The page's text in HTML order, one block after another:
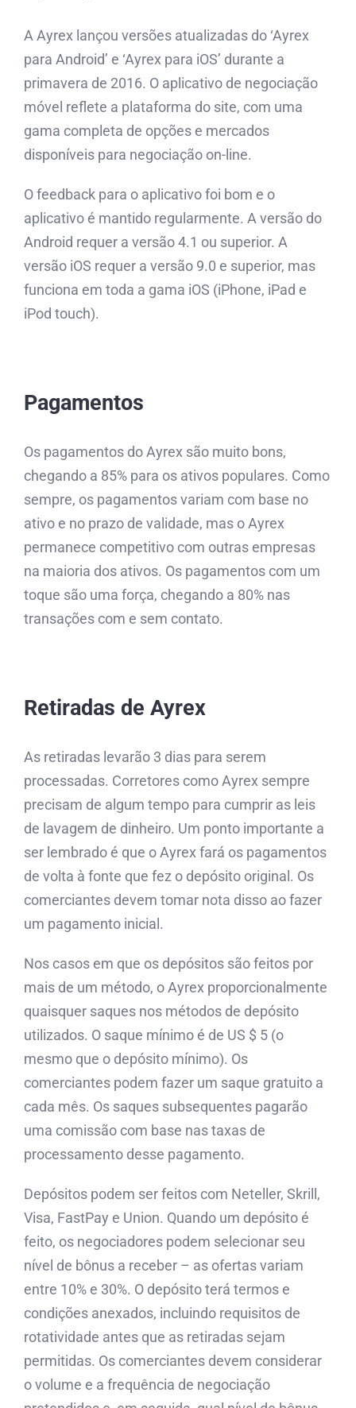
A Ayrex lançou versões atualizadas do ‘Ayrex
para Android’ e ‘Ayrex para iOS’ durante a
primavera de 2016. O aplicativo de negociação
móvel reflete a plataforma do site, com uma
gama completa de opções e mercados
disponíveis para negociação on-line.
O feedback para o aplicativo foi bom e o
aplicativo é mantido regularmente. A versão do
Android requer a versão 4.1 ou superior. A
versão iOS requer a versão 9.0 e superior, mas
funciona em toda a gama iOS (iPhone, iPad e
iPod touch).
Pagamentos
Os pagamentos do Ayrex são muito bons,
chegando a 85% para os ativos populares. Como
sempre, os pagamentos variam com base no
ativo e no prazo de validade, mas o Ayrex
permanece competitivo com outras empresas
na maioria dos ativos. Os pagamentos com um
toque são uma força, chegando a 80% nas
transações com e sem contato.
Retiradas de Ayrex
As retiradas levarão 3 dias para serem
processadas. Corretores como Ayrex sempre
precisam de algum tempo para cumprir as leis
de lavagem de dinheiro. Um ponto importante a
ser lembrado é que o Ayrex fará os pagamentos
de volta à fonte que fez o depósito original. Os
comerciantes devem tomar nota disso ao fazer
um pagamento inicial.
Nos casos em que os depósitos são feitos por
mais de um método, o Ayrex proporcionalmente
quaisquer saques nos métodos de depósito
utilizados. O saque mínimo é de US $ 5 (o
mesmo que o depósito mínimo). Os
comerciantes podem fazer um saque gratuito a
cada mês. Os saques subsequentes pagarão
uma comissão com base nas taxas de
processamento desse pagamento.
Depósitos podem ser feitos com Neteller, Skrill,
Visa, FastPay e Union. Quando um depósito é
feito, os negociadores podem selecionar seu
nível de bônus a receber – as ofertas variam
entre 10% e 30%. O depósito terá termos e
condições anexados, incluindo requisitos de
rotatividade antes que as retiradas sejam
permitidas. Os comerciantes devem considerar
o volume e a frequência de negociação